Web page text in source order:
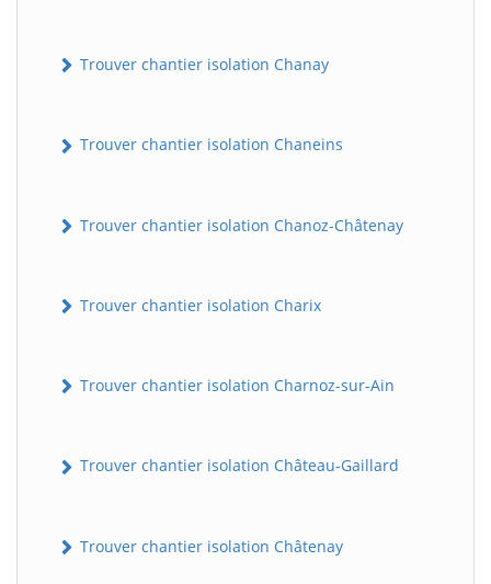
Trouver chantier isolation Chanay
Trouver chantier isolation Chaneins
Trouver chantier isolation Chanoz-Châtenay
Trouver chantier isolation Charix
Trouver chantier isolation Charnoz-sur-Ain
Trouver chantier isolation Château-Gaillard
Trouver chantier isolation Châtenay